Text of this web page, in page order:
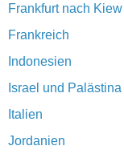
Frankfurt nach Kiew
Frankreich
Indonesien
Israel und Palästina
Italien
Jordanien